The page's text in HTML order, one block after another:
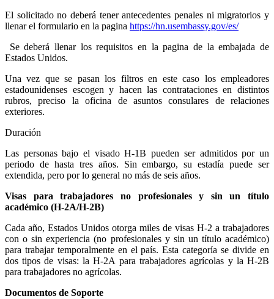
El solicitado no deberá tener antecedentes penales ni migratorios y
llenar el formulario en la pagina https://hn.usembassy.gov/es/
Se deberá llenar los requisitos en la pagina de la embajada de
Estados Unidos.
Una vez que se pasan los filtros en este caso los empleadores
estadounidenses escogen y hacen las contrataciones en distintos
rubros, preciso la oficina de asuntos consulares de relaciones
exteriores.
Duración
Las personas bajo el visado H-1B pueden ser admitidos por un
periodo de hasta tres años. Sin embargo, su estadía puede ser
extendida, pero por lo general no más de seis años.
Visas para trabajadores no profesionales y sin un título
académico (H-2A/H-2B)
Cada año, Estados Unidos otorga miles de visas H-2 a trabajadores
con o sin experiencia (no profesionales y sin un título académico)
para trabajar temporalmente en el país. Esta categoría se divide en
dos tipos de visas: la H-2A para trabajadores agrícolas y la H-2B
para trabajadores no agrícolas.
Documentos de Soporte